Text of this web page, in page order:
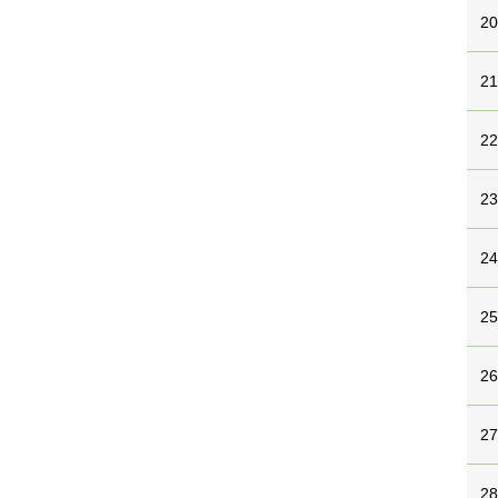
20
21
22
23
24
25
26
27
28